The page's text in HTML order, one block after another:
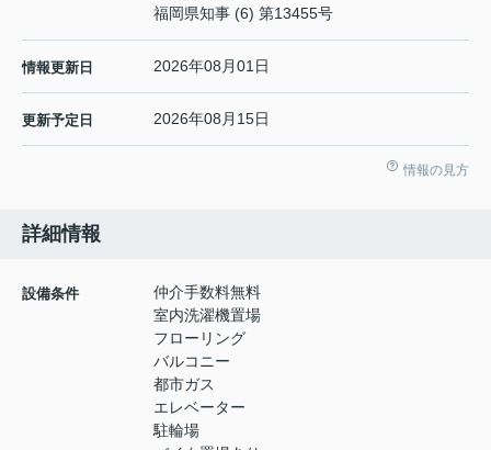
福岡県知事 (6) 第13455号
情報更新日 2026年08月01日
更新予定日 2026年08月15日
情報の見方
詳細情報
設備条件
仲介手数料無料
室内洗濯機置場
フローリング
バルコニー
都市ガス
エレベーター
駐輪場